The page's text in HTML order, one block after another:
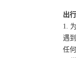
出
1.
遇
任